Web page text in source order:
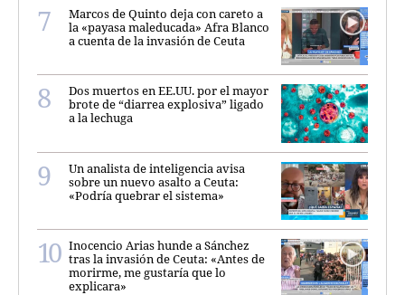
Marcos de Quinto deja con careto a
la «payasa maleducada» Afra Blanco
a cuenta de la invasión de Ceuta
Dos muertos en EE.UU. por el mayor
brote de “diarrea explosiva” ligado
a la lechuga
Un analista de inteligencia avisa
sobre un nuevo asalto a Ceuta:
«Podría quebrar el sistema»
Inocencio Arias hunde a Sánchez
tras la invasión de Ceuta: «Antes de
morirme, me gustaría que lo
explicara»